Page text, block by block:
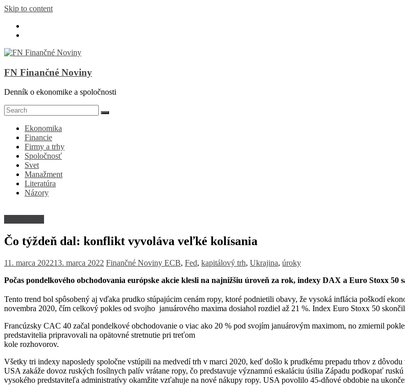
Skip to content
FN Finančné Noviny
Denník o ekonomike a spoločnosti
Ekonomika
Financie
Firmy a trhy
Spoločnosť
Svet
Manažment
Literatúra
Názory
Čo týždeň dal: konflikt vyvoláva veľké kolísania
11. marca 202213. marca 2022 Finančné Noviny ECB, Fed, kapitálový trh, Ukrajina, úroky
Počas pondelkového obchodovania európske akcie klesli na najnižšiu úroveň za rok, indexy DAX a Euro Stoxx 50
Tento trend bol spôsobený aj vďaka prudko stúpajúcim cenám ropy, ktoré podnietili obavy, že vysoká inflácia poškodí
novembra 2020, čím celkový pokles od svojho januárového maxima dosiahol rozdiel až 21 %. Index Euro Stoxx 50
Francúzsky CAC 40 začal pondelkové obchodovanie o viac ako 20 % pod svojím januárovým maximom, no zmiernil
predstavitelia pripravovali na opätovné stretnutie pri treťom
kole rozhovorov.
Všetky tri indexy naposledy spoločne vstúpili na medvedí trh v marci 2020, keď došlo k prudkému prepadu trhov z
USA zakáže dovoz ruských fosílnych palív vrátane ropy, čo predstavuje významnú eskaláciu úsilia Západu podkopať
vysokého predstaviteľa administratívy okamžite vzťahuje na nové nákupy ropy. USA povolilo 45-dňové obdobie na